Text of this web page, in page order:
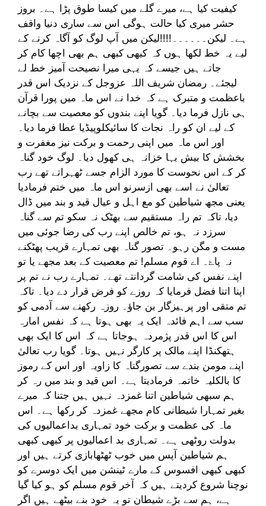
کیفیت کیا ہے، میرے گلے میں کیسا طوق پڑا ہے۔ بروز
حشر میری کیا حالت ہوگی اس سے ساری دنیا واقف
ہے۔ لیکن۔۔۔۔۔۔!!!!لیکن میں آپ لوگ کو آگاہ کرنے کے
لیے یہ خط لکھا ہوں کہ کبھی کبھی ہم بھی اچھا کام کر
جاتے ہیں جیسے کہ یہی میرا نصیحت آمیز خط لے
لیجئے۔ رمضان شریف اللہ عزوجل کے نزدیک اس قدر
باعظمت و متبرک ہے کہ خدا نے اس ماہ میں پورا قرآن
ہی نازل فرما دیا۔ گویا اپنے بندوں کو معصیت سے بچانے
کے لیے ان کو راہ نجات کا سائیکلوپیڈیا عطا فرما دیا۔
اور اس ماہ میں اپنی رحمت و برکت نیز مغفرت و
بخشش کا بیش بہا خزانہ ہی کھول دیا۔ لوگ خود گناہ
کر کے اس نحوست کا مورد الزام جسے ٹھہراتے تھے رب
تعالیٰ نے اسے بھی ازسرنو اس ماہ میں ختم فرمادیا
یعنی مجھ شیاطین کو مع اہل و عیال قید و بند میں ڈال
دیا، تاکہ تم راہ مستقیم سے بھٹک نہ سکو تم سے گناہ
سرزد نہ ہو، تم خالص اپنے رب کی رضا جوئی میں
مست و مگن رہو۔ تصور گناہ بھی تمہارے قریب پھٹکنے
نہ پاۓ۔ اے قوم مسلم! تم معصیت کے بعد مجھے یا تو
اپنے نفس کی شامت گردانتے تھے۔ تمہارے رب نے تم پر
اپنا اتنا فضل فرمایا کہ روزے کو فرض قرار دے دیا۔ تاکہ
تم متقی اور پرہیزگار بن جاؤ۔ روزہ رکھنے سے آدمی کو
سب سے اہم فائدہ ایک یہ بھی ہوتا ہے کہ نفس امارہ
اس کا اس قدر پژمردہ ہوجاتا ہے کہ اس کا ایک بھی
ہتھکنڈا اپنے مالک پر کارگر نہیں ہوتا۔ گویا رب تعالیٰ
اپنے مومن بندے سے تصورگناہ کا زاویہ اور اس کے رموز
کا بالکلیہ خاتمہ فرمادیتا ہے۔ اس قید و بند میں رہ کر
ہم سبھی شیاطین اتنا غمزدہ نہیں ہیں جتنا کہ میرے
بغیر تمہارا شیطانی کام مجھے غمزدہ کر رکھا ہے۔ اس
ماہ کی عظمت و برکت خود تمہاری بداعمالیوں کی
بدولت روٹھی ہے۔ تمہاری بد اعمالیوں پر کبھی کبھی
ہم شیاطین آپس میں خوب ٹھٹھابازی کرتے ہیں اور
کبھی کبھی افسوس کے مارے ٹینشن میں ایک دوسرے کو
نوچنا شروع کردیتے ہیں کہ آخر قوم مسلم کو ہو کیا گیا
ہے، ہم سے بڑے شیطان تو یہ خود بنے بیٹھے ہیں اگر